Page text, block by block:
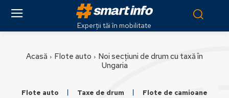
Experții tăi în mobilitate
Acasă Flote auto
Noi secțiuni de drum cu taxă în
Ungaria
Flote auto Taxe de drum Flote de camioane